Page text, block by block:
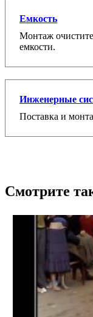
Емкость
Монтаж
емкости.
Инженерные
Поставка и
Смотрите